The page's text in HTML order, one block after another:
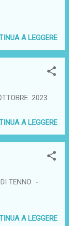
A LEGGERE
2023
A LEGGERE
TENNO -
A LEGGERE